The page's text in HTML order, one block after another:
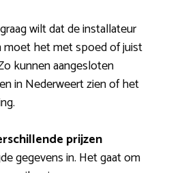
wilt dat de installateur
moet het met spoed of juist
kunnen aangesloten
in Nederweert zien of het
prijzen
gegevens in. Het gaat om